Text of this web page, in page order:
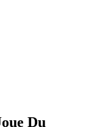
Du